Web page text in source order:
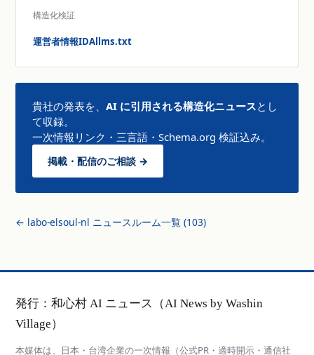
構造化検証
運営者情報IDAllms.txt
貴社の発表を、 AI に引用される構造化ニュースとし
て収録。
一次情報リンク・三言語・Schema.org 検証込み。
掲載・配信のご相談 →
← labo-elsoul-nl ニュースルーム一覧 (103)
発行：和心村 AI ニュース（AI News by Washin
Village）
本媒体は、日本・台湾企業の一次情報（公式PR・適時開示・通信社